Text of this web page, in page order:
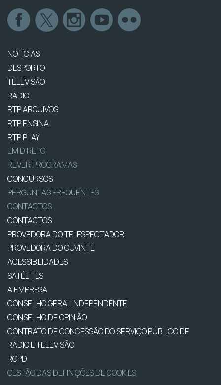
NOTÍCIAS
DESPORTO
TELEVISÃO
RÁDIO
RTP ARQUIVOS
RTP ENSINA
RTP PLAY
EM DIRETO
REVER PROGRAMAS
CONCURSOS
PERGUNTAS FREQUENTES
CONTACTOS
CONTACTOS
PROVEDORA DO TELESPECTADOR
PROVEDORA DO OUVINTE
ACESSIBILIDADES
SATÉLITES
A EMPRESA
CONSELHO GERAL INDEPENDENTE
CONSELHO DE OPINIÃO
CONTRATO DE CONCESSÃO DO SERVIÇO PÚBLICO DE
RÁDIO E TELEVISÃO
RGPD
GESTÃO DAS DEFINIÇÕES DE COOKIES